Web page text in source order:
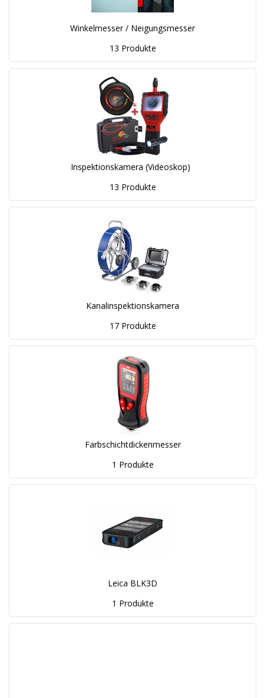
Winkelmesser / Neigungsmesser
13 Produkte
Inspektionskamera (Videoskop)
13 Produkte
Kanalinspektionskamera
17 Produkte
Farbschichtdickenmesser
1 Produkte
Leica BLK3D
1 Produkte